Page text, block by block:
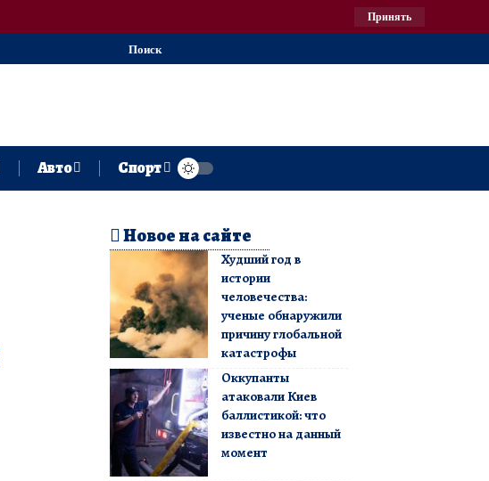
Принять
Поиск
Авто Спорт
Новое на сайте
Худший год в
истории
человечества:
ученые обнаружили
причину глобальной
катастрофы
Оккупанты
атаковали Киев
баллистикой: что
известно на данный
момент